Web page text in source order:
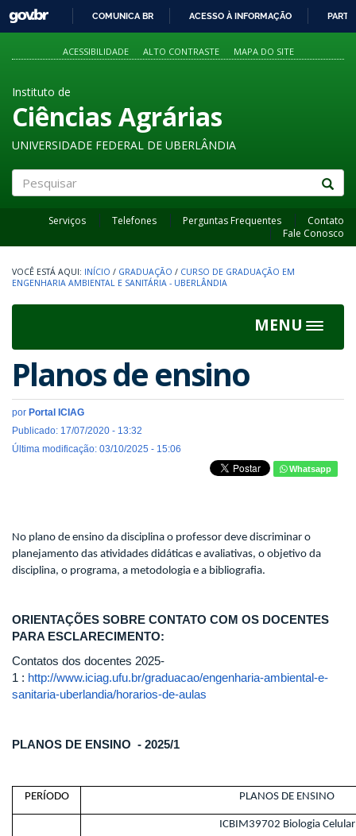
PARA
O
GOVBR
COMUNICA BR ACESSO À INFORMAÇÃO
ACESSIBILIDADE ALTO CONTRASTE MAPA DO SITE
Instituto de
Ciências Agrárias
UNIVERSIDADE FEDERAL DE UBERLÂNDIA
Serviços Telefones Perguntas Frequentes
Contato
Fale Conosco
INÍCIO / GRADUAÇÃO / CURSO DE GRADUAÇÃO EM
ENGENHARIA AMBIENTAL E SANITÁRIA - UBERLÂNDIA
MENU
Toggle
Planos de ensino
por Portal ICIAG
Publicado: 17/07/2020 - 13:32
Última modificação: 03/10/2025 - 15:06
Whatsapp
No plano de ensino da disciplina o professor deve discriminar o
planejamento das atividades didáticas e avaliativas, o objetivo da
disciplina, o programa, a metodologia e a bibliografia.
ORIENTAÇÕES SOBRE CONTATO COM OS DOCENTES
PARA ESCLARECIMENTO:
Contatos dos docentes 2025-
1 : http://www.iciag.ufu.br/graduacao/engenharia-ambiental-e-
sanitaria-uberlandia/horarios-de-aulas
PLANOS DE ENSINO - 2025/1
PERÍODO PLANOS DE ENSINO
ICBIM39702 Biologia Celular